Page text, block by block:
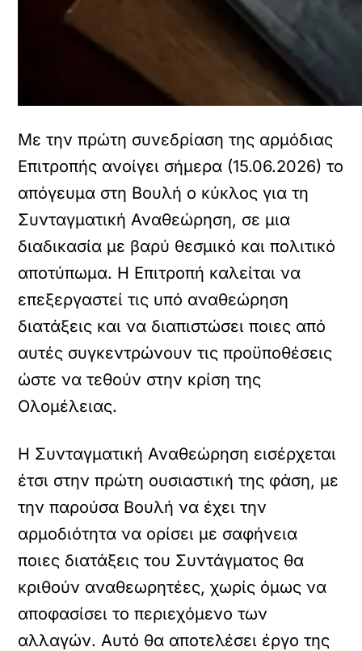
Με την πρώτη συνεδρίαση της αρμόδιας
Επιτροπής ανοίγει σήμερα (15.06.2026) το
απόγευμα στη Βουλή ο κύκλος για τη
Συνταγματική Αναθεώρηση, σε μια
διαδικασία με βαρύ θεσμικό και πολιτικό
αποτύπωμα. Η Επιτροπή καλείται να
επεξεργαστεί τις υπό αναθεώρηση
διατάξεις και να διαπιστώσει ποιες από
αυτές συγκεντρώνουν τις προϋποθέσεις
ώστε να τεθούν στην κρίση της
Ολομέλειας.
Η Συνταγματική Αναθεώρηση εισέρχεται
έτσι στην πρώτη ουσιαστική της φάση, με
την παρούσα Βουλή να έχει την
αρμοδιότητα να ορίσει με σαφήνεια
ποιες διατάξεις του Συντάγματος θα
κριθούν αναθεωρητέες, χωρίς όμως να
αποφασίσει το περιεχόμενο των
αλλαγών. Αυτό θα αποτελέσει έργο της